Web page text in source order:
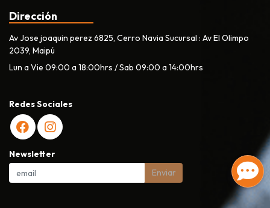
Dirección
Av Jose joaquin perez 6825, Cerro Navia Sucursal : Av El Olimpo
2039, Maipú
Lun a Vie 09:00 a 18:00hrs / Sab 09:00 a 14:00hrs
Redes Sociales
Newsletter
Enviar